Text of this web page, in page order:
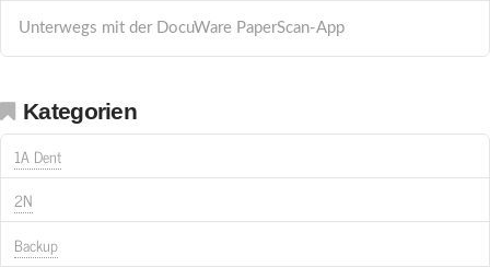
Unterwegs mit der DocuWare PaperScan-App
Kategorien
1A Dent
2N
Backup